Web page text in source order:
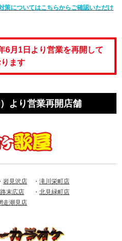
策についてはこちらからご確認いただけ
6月1日より営業を再開して
ます
より営業再開店舗
岩見沢店 ・ 滝川栄町店
末広店 ・ 北見緑町店
走潮見店